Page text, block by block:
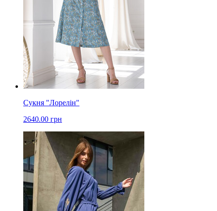
Сукня "Лорелін"
2640.00 грн